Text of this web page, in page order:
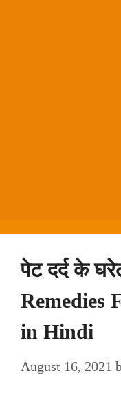
पेट दर्द के
Remedies
in Hindi
August 16, 2021